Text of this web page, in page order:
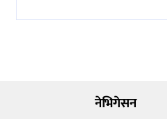
नेभिगेसन